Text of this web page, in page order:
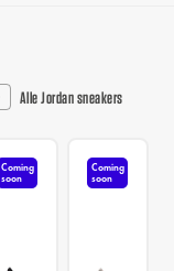
Alle Jordan sneakers
Coming
soon
Coming
soon